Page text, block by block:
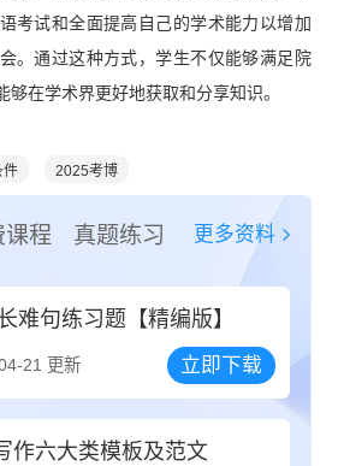
考试和全面提高自己的学术能力以增加
。通过这种方式，学生不仅能够满足院
够在学术界更好地获取和分享知识。
件 2025考博
课程 真题练习 更多资料
难句练习题【精编版】
21 更新 立即下载
作六大类模板及范文